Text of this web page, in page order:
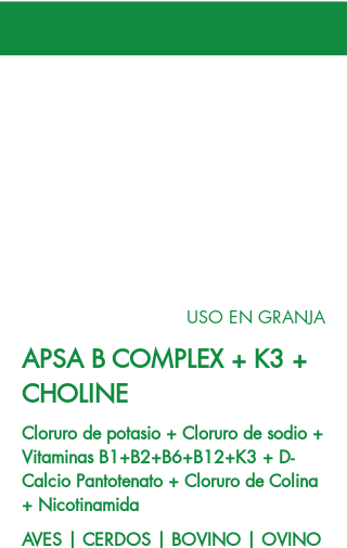
USO EN GRANJA
APSA B COMPLEX + K3 +
CHOLINE
Cloruro de potasio + Cloruro de sodio +
Vitaminas B1+B2+B6+B12+K3 + D-
Calcio Pantotenato + Cloruro de Colina
+ Nicotinamida
AVES | CERDOS | BOVINO | OVINO